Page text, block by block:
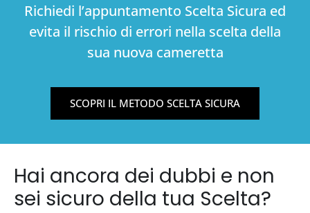
Richiedi l’appuntamento Scelta Sicura ed
evita il rischio di errori nella scelta della
sua nuova cameretta
SCOPRI IL METODO SCELTA SICURA
Hai ancora dei dubbi e non
sei sicuro della tua Scelta?